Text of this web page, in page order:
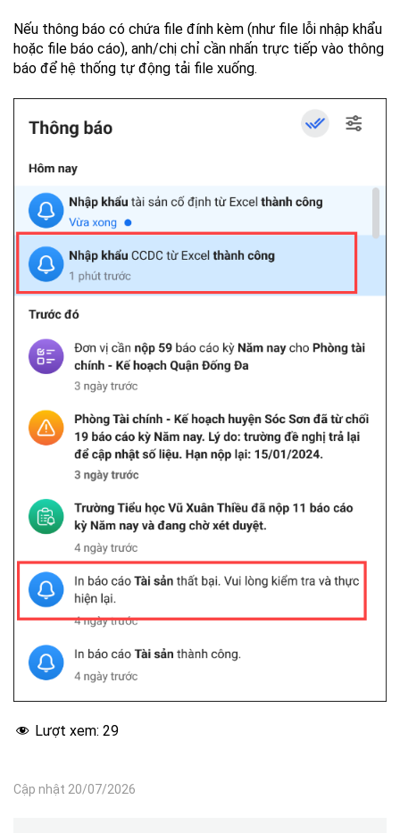
Nếu thông báo có chứa file đính kèm (như file lỗi nhập khẩu
hoặc file báo cáo), anh/chị chỉ cần nhấn trực tiếp vào thông
báo để hệ thống tự động tải file xuống.
Lượt xem: 29
Cập nhật 20/07/2026